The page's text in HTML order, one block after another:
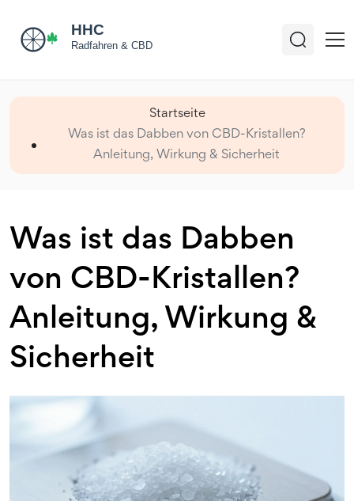
Startseite
Was ist das Dabben von CBD-Kristallen?
Anleitung, Wirkung & Sicherheit
Was ist das Dabben
von CBD-Kristallen?
Anleitung, Wirkung &
Sicherheit